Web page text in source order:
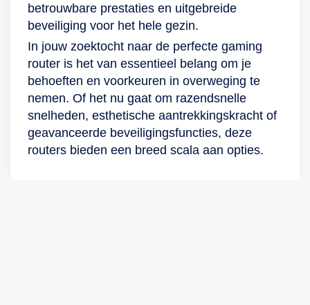
betrouwbare prestaties en uitgebreide
beveiliging voor het hele gezin.
In jouw zoektocht naar de perfecte gaming
router is het van essentieel belang om je
behoeften en voorkeuren in overweging te
nemen. Of het nu gaat om razendsnelle
snelheden, esthetische aantrekkingskracht of
geavanceerde beveiligingsfuncties, deze
routers bieden een breed scala aan opties.